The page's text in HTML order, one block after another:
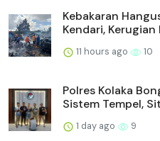
Kebakaran
Kendari, Kerugian
11 hours ago 10
Polres Kolaka
Sistem Tempel,
1 day ago 9